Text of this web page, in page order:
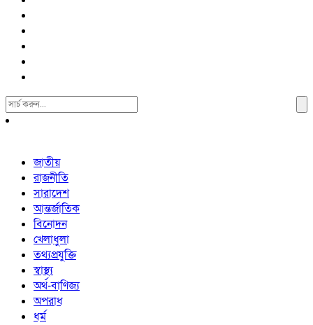
Search
For:
জাতীয়
রাজনীতি
সারাদেশ
আন্তর্জাতিক
বিনোদন
খেলাধুলা
তথ্যপ্রযুক্তি
স্বাস্থ্য
অর্থ-বাণিজ্য
অপরাধ
ধর্ম